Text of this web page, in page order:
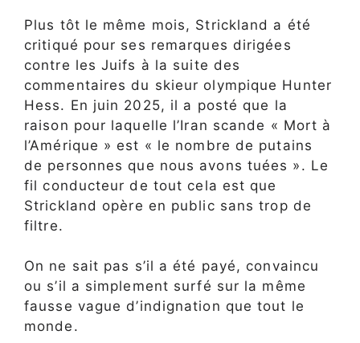
Plus tôt le même mois, Strickland a été
critiqué pour ses remarques dirigées
contre les Juifs à la suite des
commentaires du skieur olympique Hunter
Hess. En juin 2025, il a posté que la
raison pour laquelle l’Iran scande « Mort à
l’Amérique » est « le nombre de putains
de personnes que nous avons tuées ». Le
fil conducteur de tout cela est que
Strickland opère en public sans trop de
filtre.
On ne sait pas s’il a été payé, convaincu
ou s’il a simplement surfé sur la même
fausse vague d’indignation que tout le
monde.